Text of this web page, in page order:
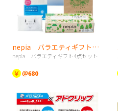
nepia バラエティギフト4点セット
nepia バラエティギフト4点セット
￥ ＠680